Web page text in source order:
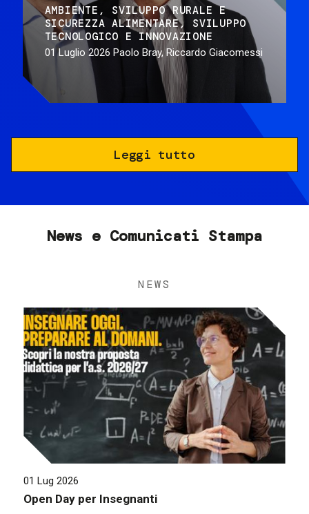
AMBIENTE
SVILUPPO RURALE E
SICUREZZA ALIMENTARE
SVILUPPO
TECNOLOGICO E INNOVAZIONE
01 Luglio 2026 Paolo Bray, Riccardo Giacomessi
Leggi tutto
News e Comunicati Stampa
NEWS
01 Lug 2026
Open Day per Insegnanti